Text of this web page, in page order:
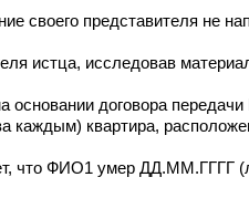
своего представителя не
истца, исследовав
основании договора
каждым) квартира,
что ФИО1 умер ДД.ММ.ГГГГ